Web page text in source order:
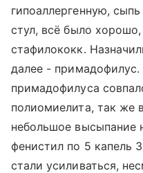
гипоаллергенную,
стул, всё было
стафилококк.
далее -
примадофилуса
полиомиелита, так же
небольшое высыпание
фенистил по 5 капель
стали усиливаться,